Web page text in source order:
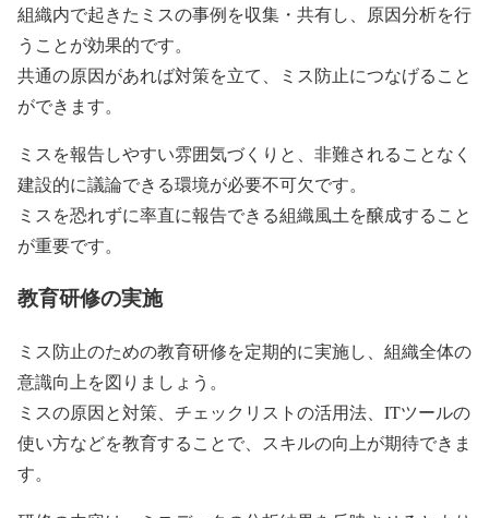
組織内で起きたミスの事例を収集・共有し、原因分析を行
うことが効果的です。
共通の原因があれば対策を立て、ミス防止につなげること
ができます。
ミスを報告しやすい雰囲気づくりと、非難されることなく
建設的に議論できる環境が必要不可欠です。
ミスを恐れずに率直に報告できる組織風土を醸成すること
が重要です。
教育研修の実施
ミス防止のための教育研修を定期的に実施し、組織全体の
意識向上を図りましょう。
ミスの原因と対策、チェックリストの活用法、ITツールの
使い方などを教育することで、スキルの向上が期待できま
す。